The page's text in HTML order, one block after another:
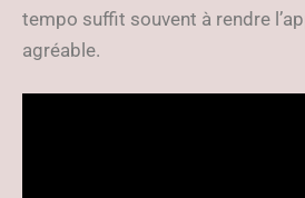
tempo suffit souvent à rendre
agréable.